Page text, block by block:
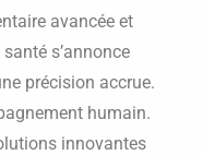
avancée et
s’annonce
précision accrue.
humain.
innovantes